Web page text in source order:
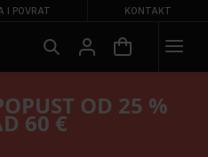
I POVRAT KONTAKT
OD 25 %
60 €